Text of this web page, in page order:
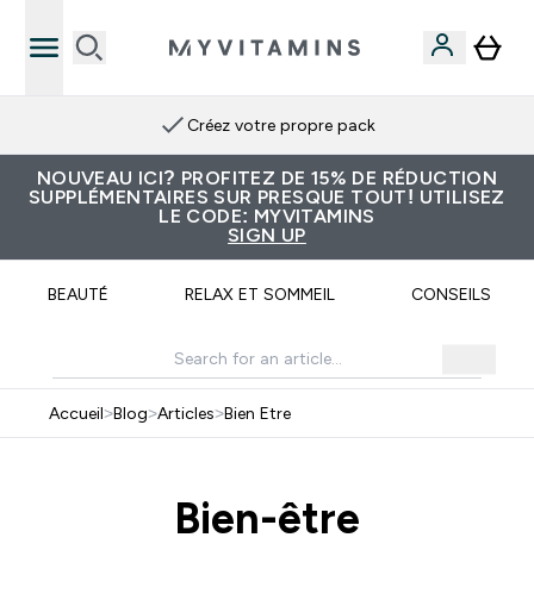
Créez votre propre pack
NOUVEAU ICI? PROFITEZ DE 15% DE RÉDUCTION
SUPPLÉMENTAIRES SUR PRESQUE TOUT! UTILISEZ
LE CODE: MYVITAMINS
SIGN UP
BEAUTÉ RELAX ET SOMMEIL CONSEILS
Accueil>Blog>Articles>Bien Etre
Bien-être